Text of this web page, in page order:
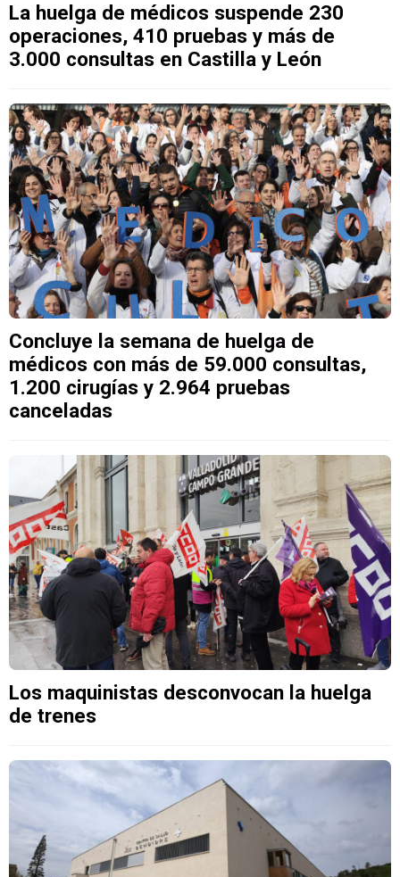
La huelga de médicos suspende 230
operaciones, 410 pruebas y más de
3.000 consultas en Castilla y León
Concluye la semana de huelga de
médicos con más de 59.000 consultas,
1.200 cirugías y 2.964 pruebas
canceladas
Los maquinistas desconvocan la huelga
de trenes